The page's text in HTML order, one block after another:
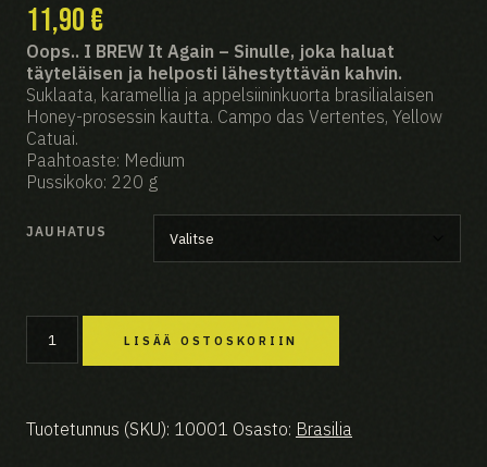
11,90€
Oops.. I BREW It Again – Sinulle, joka haluat
täyteläisen ja helposti lähestyttävän kahvin.
Suklaata, karamellia ja appelsiininkuorta brasilialaisen
Honey-prosessin kautta. Campo das Vertentes, Yellow
Catuai.
Paahtoaste: Medium
Pussikoko: 220 g
JAUHATUS
LISÄÄ OSTOSKORIIN
Tuotetunnus (SKU): 10001 Osasto: Brasilia